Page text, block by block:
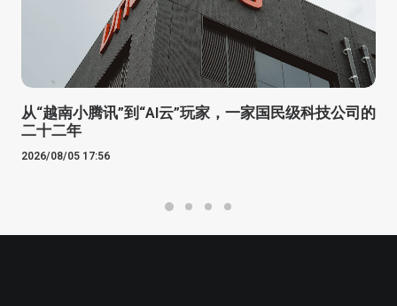
从“越南小腾讯”到“AI云”玩家，一家国民级科技公司的
二十二年
2026/08/05 17:56